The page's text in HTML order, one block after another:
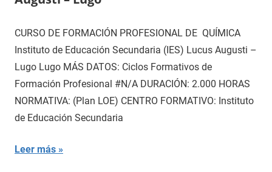
CURSO DE FORMACIÓN PROFESIONAL DE QUÍMICA
Instituto de Educación Secundaria (IES) Lucus Augusti –
Lugo Lugo MÁS DATOS: Ciclos Formativos de
Formación Profesional #N/A DURACIÓN: 2.000 HORAS
NORMATIVA: (Plan LOE) CENTRO FORMATIVO: Instituto
de Educación Secundaria
Leer más